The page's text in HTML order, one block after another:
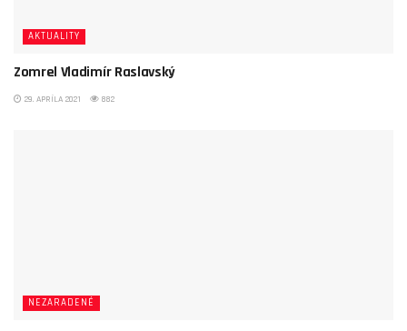
AKTUALITY
Zomrel Vladimír Raslavský
29. APRÍLA 2021 882
NEZARADENÉ